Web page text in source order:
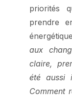
priorités
prendre
aux
claire,
été aussi
Comment